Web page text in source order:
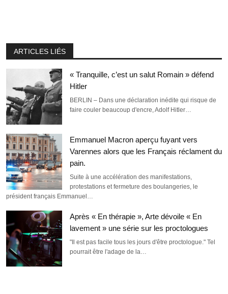
ARTICLES LIÉS
« Tranquille, c’est un salut Romain » défend
Hitler
BERLIN – Dans une déclaration inédite qui risque de
faire couler beaucoup d'encre, Adolf Hitler…
Emmanuel Macron aperçu fuyant vers
Varennes alors que les Français réclament du
pain.
Suite à une accélération des manifestations,
protestations et fermeture des boulangeries, le
président français Emmanuel…
Après « En thérapie », Arte dévoile « En
lavement » une série sur les proctologues
"Il est pas facile tous les jours d'être proctologue." Tel
pourrait être l'adage de la…